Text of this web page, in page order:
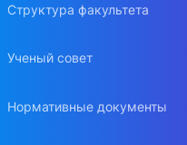
Структура факультета
Ученый совет
Нормативные документы